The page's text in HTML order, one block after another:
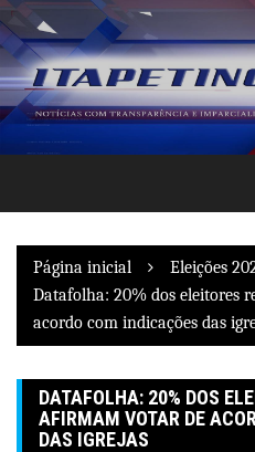
Pular
para
o
conteúdo
Página inicial
Eleições
Datafolha: 20% dos eleitores
acordo com indicações das
DATAFOLHA: 20% DOS
AFIRMAM VOTAR DE
DAS IGREJAS